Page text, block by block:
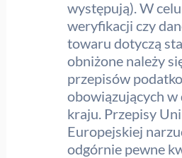
występują). W celu
weryfikacji czy
towaru dotyczą
obniżone należy
przepisów
obowiązujących w
kraju. Przepisy
Europejskiej
odgórnie pewne